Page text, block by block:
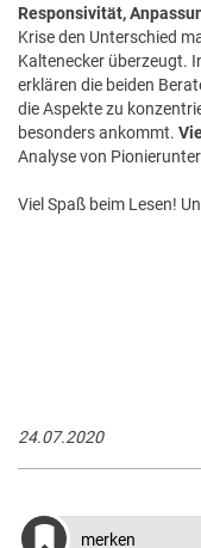
Responsivität,
Krise den Unterschied
Kaltenecker überzeugt.
erklären die beiden
die Aspekte zu
besonders ankommt.
Analyse von
Viel Spaß beim Lesen!
24.07.2020
merken